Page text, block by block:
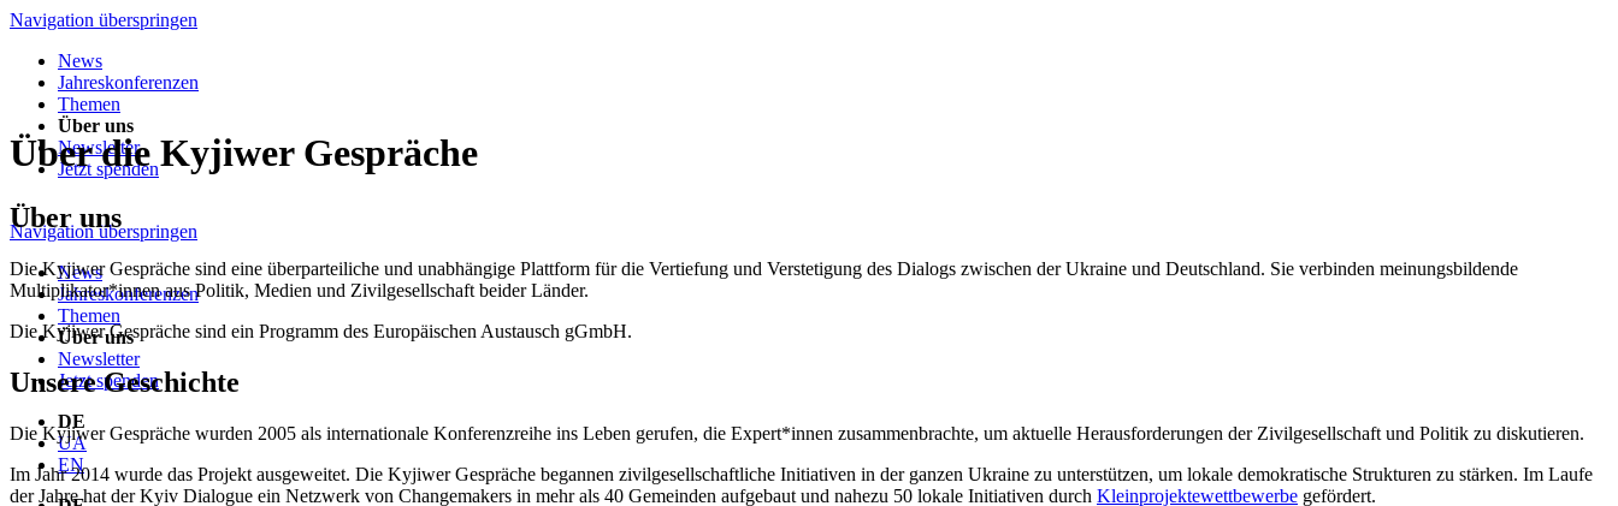
Navigation überspringen
News
Jahreskonferenzen
Themen
Über uns
Newsletter
Jetzt spenden
Navigation überspringen
News
Jahreskonferenzen
Themen
Über uns
Newsletter
Jetzt spenden
DE
UA
EN
Über die Kyjiwer Gespräche
Über uns
Die Kyjiwer Gespräche sind eine überparteiliche und unabhängige Plattform für die Vertiefung und Verstetigung des Dialogs zwischen der Ukraine und Deutschland. Sie verbinden meinungsbildende
Multiplikator*innen aus Politik, Medien und Zivilgesellschaft beider Länder.
Die Kyjiwer Gespräche sind ein Programm des Europäischen Austausch gGmbH.
Unsere Geschichte
Die Kyjiwer Gespräche wurden 2005 als internationale Konferenzreihe ins Leben gerufen, die Expert*innen zusammenbrachte, um aktuelle Herausforderungen der Zivilgesellschaft und Politik zu diskutieren.
Im Jahr 2014 wurde das Projekt ausgeweitet. Die Kyjiwer Gespräche begannen zivilgesellschaftliche Initiativen in der ganzen Ukraine zu unterstützen, um lokale demokratische Strukturen zu stärken. Im Laufe
der Jahre hat der Kyiv Dialogue ein Netzwerk von Changemakers in mehr als 40 Gemeinden aufgebaut und nahezu 50 lokale Initiativen durch Kleinprojektewettbewerbe gefördert.